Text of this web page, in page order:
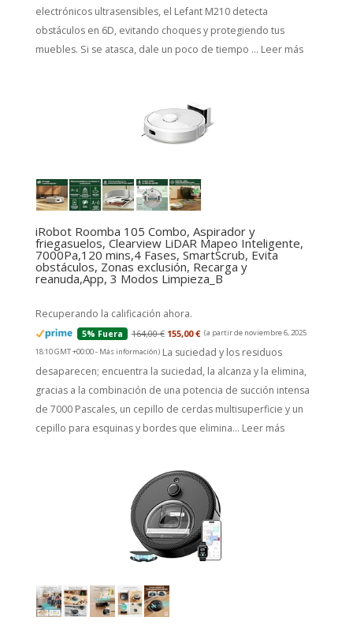
electrónicos ultrasensibles, el Lefant M210 detecta
obstáculos en 6D, evitando choques y protegiendo tus
muebles. Si se atasca, dale un poco de tiempo ... Leer más
iRobot Roomba 105 Combo, Aspirador y
friegasuelos, Clearview LiDAR Mapeo Inteligente,
7000Pa,120 mins,4 Fases, SmartScrub, Evita
obstáculos, Zonas exclusión, Recarga y
reanuda,App, 3 Modos Limpieza_B
Recuperando la calificación ahora.
5% Fuera 164,00 € 155,00 € (a partir de noviembre 6, 2025
18:10 GMT +00:00 - Más información) La suciedad y los residuos
desaparecen; encuentra la suciedad, la alcanza y la elimina,
gracias a la combinación de una potencia de succión intensa
de 7000 Pascales, un cepillo de cerdas multisuperficie y un
cepillo para esquinas y bordes que elimina... Leer más